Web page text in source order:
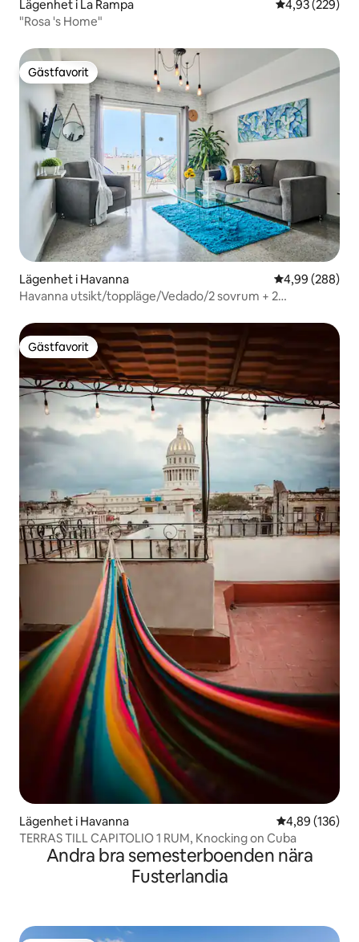
Lägenhet i La Rampa 4,93 av 5 i
4,93 (229)
"Rosa 's Home"
Gästfavorit
Gästfavorit
Lägenhet i Havanna 4,99 av 5 i
4,99 (288)
Havanna utsikt/toppläge/Vedado/2 sovrum + 2
Gästfavorit
Gästfavorit
Lägenhet i Havanna 4,89 av 5 i
4,89 (136)
TERRAS TILL CAPITOLIO 1 RUM, Knocking on Cuba
Andra bra semesterboenden nära
Fusterlandia